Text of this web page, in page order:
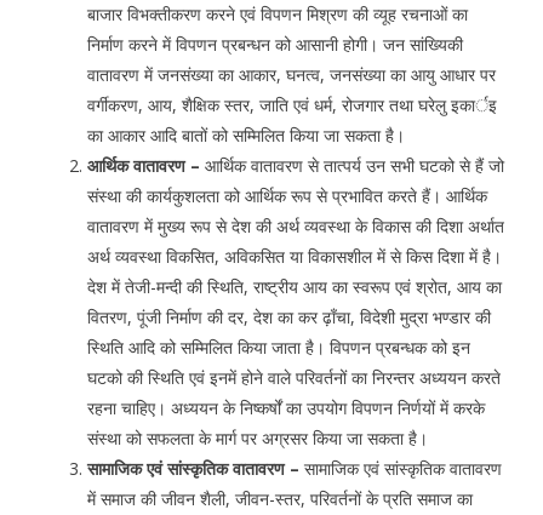
बाजार विभक्तीकरण करने एवं विपणन मिश्रण की व्यूह रचनाओं का
निर्माण करने में विपणन प्रबन्धन को आसानी होगी। जन सांख्यिकी
वातावरण में जनसंख्या का आकार, घनत्व, जनसंख्या का आयु आधार पर
वर्गीकरण, आय, शैक्षिक स्तर, जाति एवं धर्म, रोजगार तथा घरेलु इकार्इ
का आकार आदि बातों को सम्मिलित किया जा सकता है।
आर्थिक वातावरण – आर्थिक वातावरण से तात्पर्य उन सभी घटको से हैं जो
संस्था की कार्यकुशलता को आर्थिक रूप से प्रभावित करते हैं। आर्थिक
वातावरण में मुख्य रूप से देश की अर्थ व्यवस्था के विकास की दिशा अर्थात
अर्थ व्यवस्था विकसित, अविकसित या विकासशील में से किस दिशा में है।
देश में तेजी-मन्दी की स्थिति, राष्ट्रीय आय का स्वरूप एवं श्रोत, आय का
वितरण, पूंजी निर्माण की दर, देश का कर ढ़ाँचा, विदेशी मुद्रा भण्डार की
स्थिति आदि को सम्मिलित किया जाता है। विपणन प्रबन्धक को इन
घटको की स्थिति एवं इनमें होने वाले परिवर्तनों का निरन्तर अध्ययन करते
रहना चाहिए। अध्ययन के निष्कर्षों का उपयोग विपणन निर्णयों में करके
संस्था को सफलता के मार्ग पर अग्रसर किया जा सकता है।
सामाजिक एवं सांस्कृतिक वातावरण – सामाजिक एवं सांस्कृतिक वातावरण
में समाज की जीवन शैली, जीवन-स्तर, परिवर्तनों के प्रति समाज का